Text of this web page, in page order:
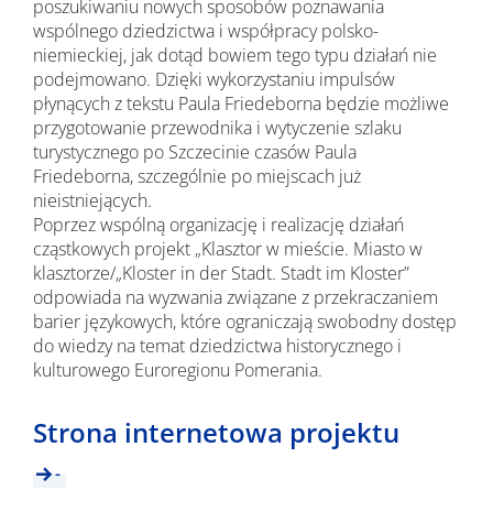
poszukiwaniu nowych sposobów poznawania
wspólnego dziedzictwa i współpracy polsko-
niemieckiej, jak dotąd bowiem tego typu działań nie
podejmowano. Dzięki wykorzystaniu impulsów
płynących z tekstu Paula Friedeborna będzie możliwe
przygotowanie przewodnika i wytyczenie szlaku
turystycznego po Szczecinie czasów Paula
Friedeborna, szczególnie po miejscach już
nieistniejących.
Poprzez wspólną organizację i realizację działań
cząstkowych projekt „Klasztor w mieście. Miasto w
klasztorze/„Kloster in der Stadt. Stadt im Kloster”
odpowiada na wyzwania związane z przekraczaniem
barier językowych, które ograniczają swobodny dostęp
do wiedzy na temat dziedzictwa historycznego i
kulturowego Euroregionu Pomerania.
Strona internetowa projektu
-